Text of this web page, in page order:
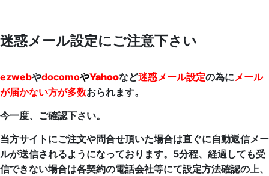
並び順
絞り込む
迷惑メール設定にご注意下さい
ezwebやdocomoやYahooなど迷惑メール設定の為に メール
が届かない方が多数おられます。
今一度、ご確認下さい。
当方サイトにご注文や問合せ頂いた場合は直ぐに自動返信メー
ルが送信されるようになっております。5分程、経過しても受
信できない場合は各契約の電話会社等にて設定方法確認の上、